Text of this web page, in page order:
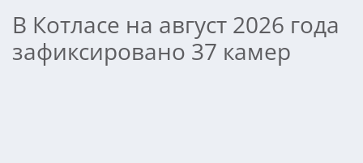
В Котласе на август 2026 года
зафиксировано 37 камер